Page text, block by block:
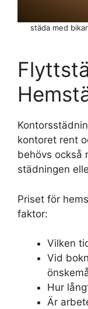
städa med
kontoret rent
behövs också
städningen
Priset för
faktor:
Vilken
Vid
Hur
Är